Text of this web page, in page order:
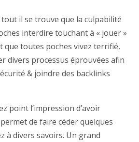
tout il se trouve que la culpabilité
interdire touchant à « jouer »
que toutes poches vivez terrifié,
divers processus éprouvées afin
& joindre des backlinks
point l’impression d’avoir
de faire céder quelques
à divers savoirs. Un grand